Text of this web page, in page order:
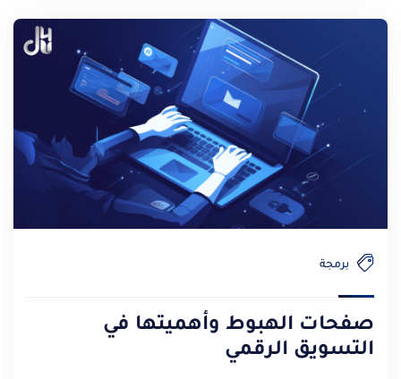
برمجة
صفحات الهبوط وأهميتها في
التسويق الرقمي